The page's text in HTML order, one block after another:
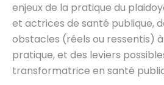
enjeux de la pratique du
et actrices de santé publique,
obstacles (réels ou ressentis)
pratique, et des leviers
transformatrice en santé